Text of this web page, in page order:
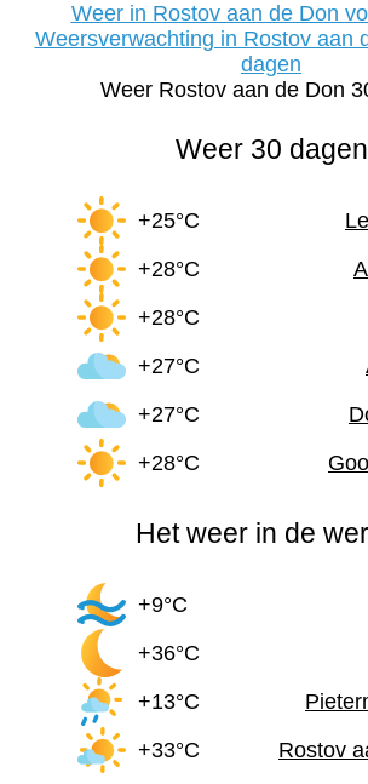
Weer in Rostov aan de Don
Weersverwachting in Rostov aan
dagen
Weer Rostov aan de Don
Weer 30 dagen
+25°C
+28°C
+28°C
+27°C
+27°C
+28°C
Het weer in de
+9°C
+36°C
+13°C
+33°C
Rostov